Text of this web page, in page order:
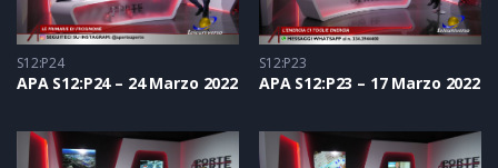
S12:P24
APA S12:P24 – 24 Marzo 2022
S12:P23
APA S12:P23 – 17 Marzo 2022